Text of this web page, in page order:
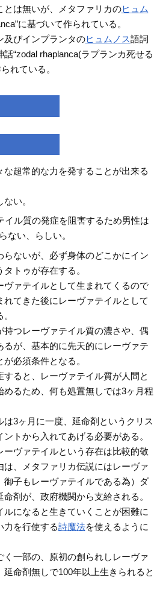
とは無いが、メタファリカのヒュム
に基づいて作られている。
及びインプランタのヒュムノス語詞
“zodal rhaplanca(ラプランカ死せる
れている。
超常的な力を発することが出来る
い。
イル質の発症を阻害するため男性は
ない、らしい。
らないが、必ず身体のどこかにイン
トゥが存在する。
ヴァテイルとして生まれてくるので
れてきた後にレーヴァテイルとして
持つレーヴァテイル質の濃さや、偶
るが、基本的に先天的にレーヴァテ
必須条件となる。
すると、レーヴァテイル質が人間と
めるため、何も処置無しでは3ヶ月程
は3ヶ月に一度、延命剤というクリス
トから入れてあげる必要がある。
ーヴァテイルという存在は比較的敬
は、メタファリカ伝説にはレーヴァ
御子もレーヴァテイルである為）ダ
剤が、政府機関から支給される。
ルになると生きていくことが困難に
力を行使する詩魔法を使えるように
く一部の、原初の創られしレーヴァ
命剤無しで100年以上生きられると